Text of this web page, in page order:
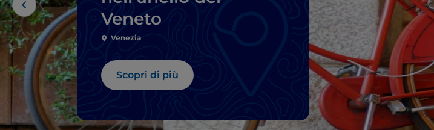
Veneto
Venezia
Scopri di più